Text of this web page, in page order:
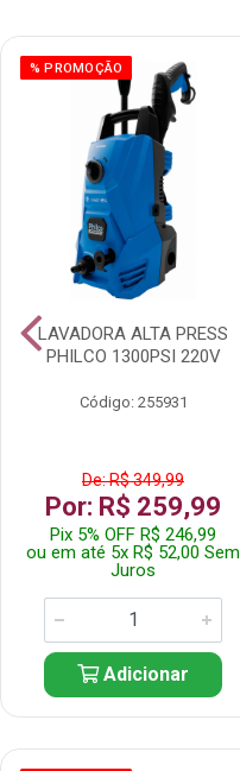
% PROMOÇÃO
LAVADORA ALTA PRESS
PHILCO 1300PSI 220V
Código: 255931
De: R$ 349,99
Por: R$ 259,99
Pix 5% OFF R$ 246,99
ou em até 5x R$ 52,00 Sem
Juros
Adicionar